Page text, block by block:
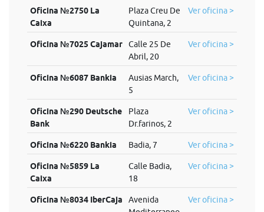
Oficina №2750 La
Caixa
Plaza Creu De
Quintana, 2
Ver oficina >
Oficina №7025 Cajamar
Calle 25 De
Abril, 20
Ver oficina >
Oficina №6087 Bankia
Ausias March,
5
Ver oficina >
Oficina №290 Deutsche
Bank
Plaza
Dr.farinos, 2
Ver oficina >
Oficina №6220 Bankia Badia, 7 Ver oficina >
Oficina №5859 La
Caixa
Calle Badia,
18
Ver oficina >
Oficina №8034 IberCaja
Avenida
Ver oficina >